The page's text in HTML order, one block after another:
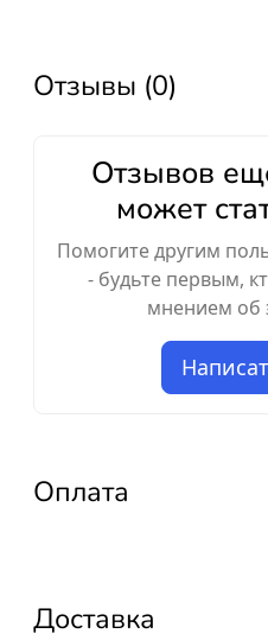
Отзывы (0)
Отзывов
может
Помогите другим
- будьте первым,
мнением об
Оплата
Доставка